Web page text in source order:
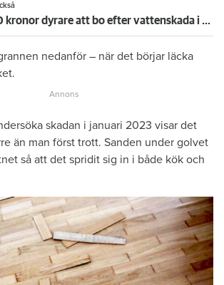
600 kronor dyrare att bo efter vattenskada i Varberg
nedanför – när det börjar läcka
skadan i januari 2023 visar det
än man först trott. Sanden under golvet
så att det spridit sig in i både kök och